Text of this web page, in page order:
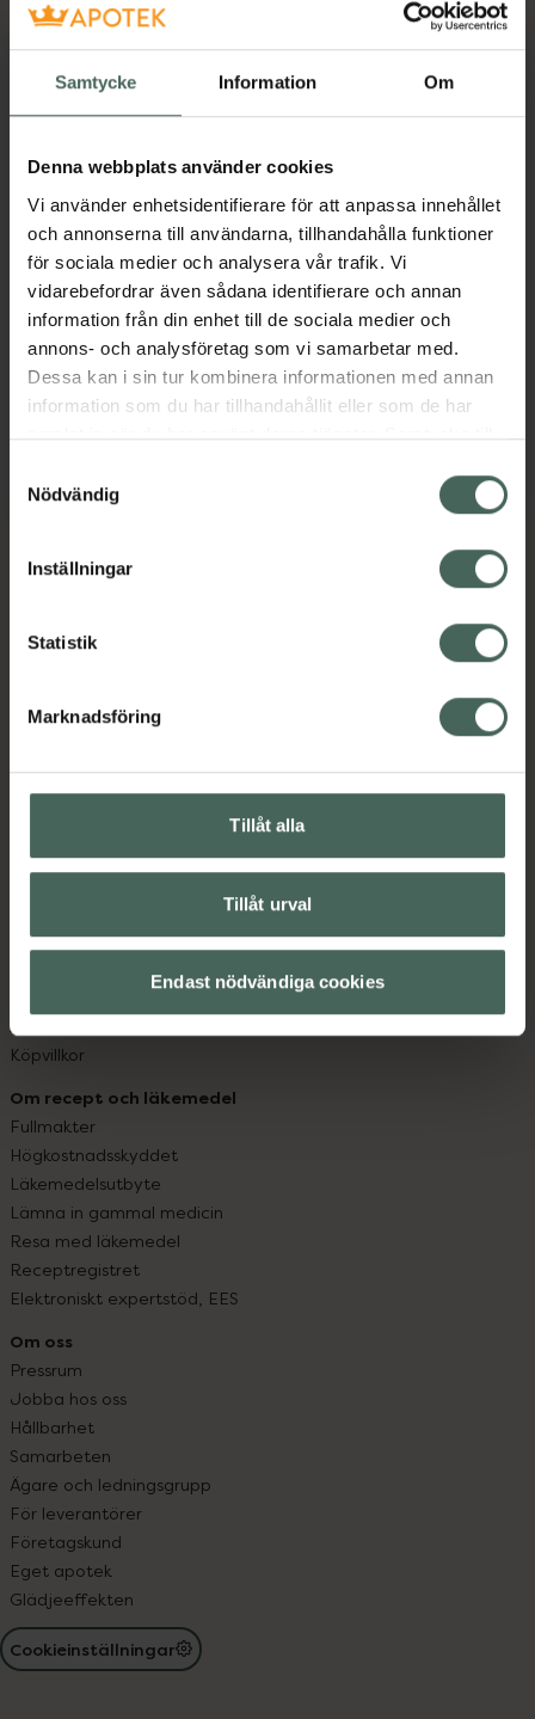
Samtycke Information Om
Denna webbplats använder cookies
Vi använder enhetsidentifierare för att anpassa innehållet
och annonserna till användarna, tillhandahålla funktioner
för sociala medier och analysera vår trafik. Vi
vidarebefordrar även sådana identifierare och annan
information från din enhet till de sociala medier och
annons- och analysföretag som vi samarbetar med.
Dessa kan i sin tur kombinera informationen med annan
information som du har tillhandahållit eller som de har
samlat in när du har använt deras tjänster. Samtycke till
återkalla ditt samtycke via webbplatsens
cookieinställningar. Ett återkallat samtycke påverkar inte
lagligheten av behandling som skett innan återkallelsen.
Nödvändig
Inställningar
Statistik
Marknadsföring
Tillåt alla
Tillåt urval
Endast nödvändiga cookies
Forlax Junior 4 g
Makrogol, Pulver till
oral lösning i dospåse,
20...
Pris online
104,05 kr
recept
Forlax 10 g
Makrogol, Pulver till
oral lösning i dospåse,
50...
Pris online
225 kr
syd till Lappland i norr, och online i mobilen och på
hjälpa just dig att må lite bättre. Välkommen att prata
Kundservice
Vanliga frågor
Leverans, betalning och retur
App
Köpvillkor
Om recept och läkemedel
Fullmakter
Högkostnadsskyddet
Läkemedelsutbyte
Lämna in gammal medicin
Resa med läkemedel
Receptregistret
Elektroniskt expertstöd, EES
Om oss
Pressrum
Jobba hos oss
Hållbarhet
Samarbeten
Ägare och ledningsgrupp
För leverantörer
Företagskund
Eget apotek
Glädjeeffekten
Cookieinställningar